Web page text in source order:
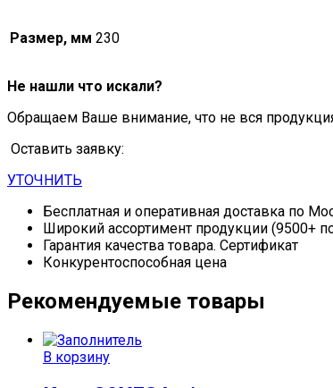
Размер, мм 230
Не нашли что искали?
Обращаем Ваше внимание, что не вся
Оставить заявку:
УТОЧНИТЬ
Бесплатная и оперативная доставка по
Широкий ассортимент продукции (9500+
Гарантия качества товара. Сертификат
Конкурентоспособная цена
Рекомендуемые товары
В корзину